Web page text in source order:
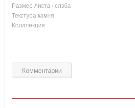
Размер листа / слэба
Текстура камня
Колллекция
Комментарии